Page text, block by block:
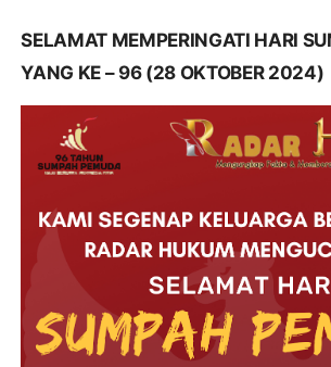
SELAMAT MEMPERINGATI HARI
YANG KE – 96 (28 OKTOBER 2024)